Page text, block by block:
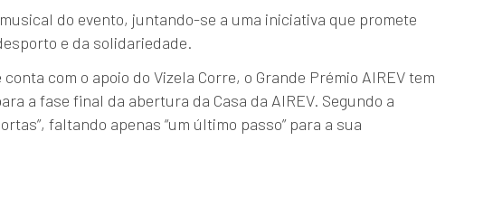
do evento, juntando-se a uma iniciativa que promete
e da solidariedade.
com o apoio do Vizela Corre, o Grande Prémio AIREV tem
a fase final da abertura da Casa da AIREV. Segundo a
faltando apenas “um último passo” para a sua